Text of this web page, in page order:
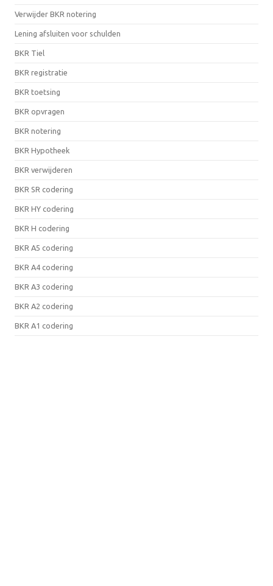
Verwijder BKR notering
Lening afsluiten voor schulden
BKR Tiel
BKR registratie
BKR toetsing
BKR opvragen
BKR notering
BKR Hypotheek
BKR verwijderen
BKR SR codering
BKR HY codering
BKR H codering
BKR A5 codering
BKR A4 codering
BKR A3 codering
BKR A2 codering
BKR A1 codering